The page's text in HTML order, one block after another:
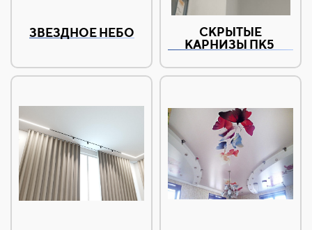
ЗВЕЗДНОЕ НЕБО
СКРЫТЫЕ
КАРНИЗЫ ПК5